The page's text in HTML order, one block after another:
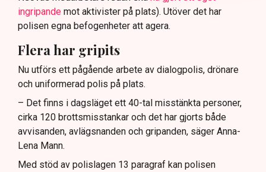
ingripande mot aktivister på plats). Utöver det har
polisen egna befogenheter att agera.
Flera har gripits
Nu utförs ett pågående arbete av dialogpolis, drönare
och uniformerad polis på plats.
– Det finns i dagsläget ett 40-tal misstänkta personer,
cirka 120 brottsmisstankar och det har gjorts både
avvisanden, avlägsnanden och gripanden, säger Anna-
Lena Mann.
Med stöd av polislagen 13 paragraf kan polisen